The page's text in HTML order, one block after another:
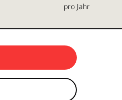
pro Jahr